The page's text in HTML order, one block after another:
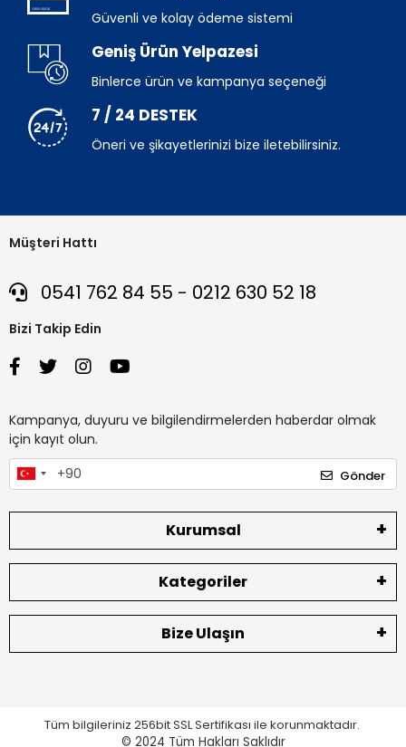
Güvenli ve kolay ödeme sistemi
Geniş Ürün Yelpazesi
Binlerce ürün ve kampanya seçeneği
7 / 24 DESTEK
Öneri ve şikayetlerinizi bize iletebilirsiniz.
Müşteri Hattı
0541 762 84 55 - 0212 630 52 18
Bizi Takip Edin
Kampanya, duyuru ve bilgilendirmelerden haberdar olmak
için kayıt olun.
Gönder
Kurumsal
Kategoriler
Bize Ulaşın
Tüm bilgileriniz 256bit SSL Sertifikası ile korunmaktadır.
© 2024 Tüm Hakları Saklıdır